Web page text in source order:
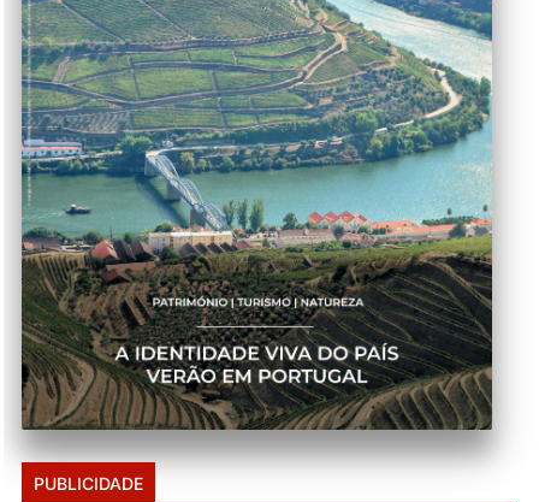
PUBLICIDADE